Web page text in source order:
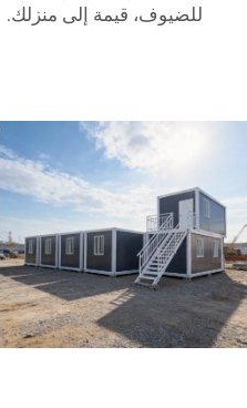
للضيوف، قيمة إلى منزلك.